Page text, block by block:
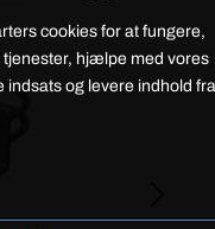
cookies for at fungere,
hjælpe med vores
og levere indhold fra